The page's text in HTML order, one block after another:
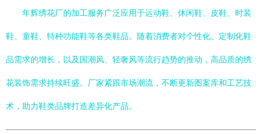
年辉绣花厂的加工服务广泛应用于运动鞋、休闲鞋、皮鞋、时装
鞋、童鞋、特种功能鞋等各类鞋品。随着消费者对个性化、定制化鞋
品需求的增长，以及国潮风、轻奢风等流行趋势的推动，高品质的绣
花装饰需求持续旺盛。厂家紧跟市场潮流，不断更新图案库和工艺技
术，助力鞋类品牌打造差异化产品。